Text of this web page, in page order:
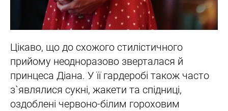
Цікаво, що до схожого стилістичного
прийому неодноразово зверталася й
принцеса Діана. У її гардеробі також часто
з`являлися сукні, жакети та спідниці,
оздоблені червоно-білим гороховим